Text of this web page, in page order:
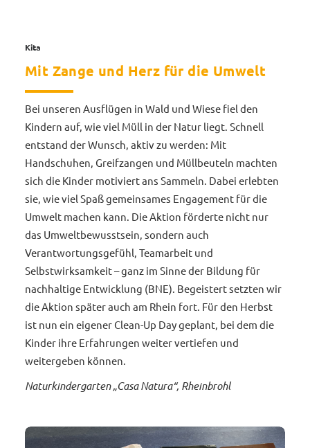
Kita
Mit Zange und Herz für die Umwelt
Bei unseren Ausflügen in Wald und Wiese fiel den
Kindern auf, wie viel Müll in der Natur liegt. Schnell
entstand der Wunsch, aktiv zu werden: Mit
Handschuhen, Greifzangen und Müllbeuteln machten
sich die Kinder motiviert ans Sammeln. Dabei erlebten
sie, wie viel Spaß gemeinsames Engagement für die
Umwelt machen kann. Die Aktion förderte nicht nur
das Umweltbewusstsein, sondern auch
Verantwortungsgefühl, Teamarbeit und
Selbstwirksamkeit – ganz im Sinne der Bildung für
nachhaltige Entwicklung (BNE). Begeistert setzten wir
die Aktion später auch am Rhein fort. Für den Herbst
ist nun ein eigener Clean-Up Day geplant, bei dem die
Kinder ihre Erfahrungen weiter vertiefen und
weitergeben können.
Naturkindergarten „Casa Natura“, Rheinbrohl